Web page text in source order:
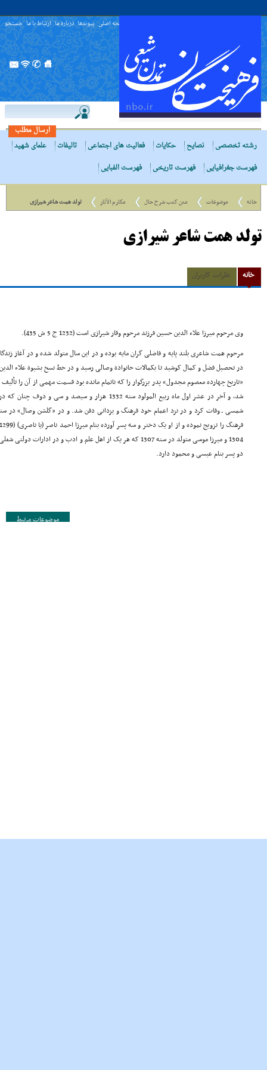
صفحه اصلی پیوندها درباره ما ارتباط با ما جستجو
ارسال مطلب
رشته تخصصی
نصایح حکایات فعالیت های اجتماعی تالیفات
علمای شهید
فهرست جغرافیایی
فهرست تاریخی فهرست الفبایی
خانه موضوعات متن کتب شرح حال مکارم الآثار تولد همت شاعر شیرازی
تولد همت شاعر شیرازی
خانه نظرات کاربران
وی مرحوم میرزا علاء الدین حسین فرزند مرحوم وقار شیرازی است (1232 ج 5 ش 435).
مرحوم همت شاعری بلند پایه و فاضلی گران مایه بوده و در این سال متولد شده و در آغاز
در تحصیل فضل و کمال کوشید تا بکمالات خانوادة وصالی رسید و در خط نسخ بشیوة علاء
«تاریخ چهارده معصوم مجدول» پدر بزرگوار را که ناتمام مانده بود قسمت مهمی از آن را
شد، و آخر در عشر اول ماه ربیع المولود سنه 1332 هزار و
1304 و میرزا موسی متولد در سنه 1307 که هر یک از اهل علم و ادب و در
دو پسر بنام عیسی و محمود دارد.
موضوعات مرتبط